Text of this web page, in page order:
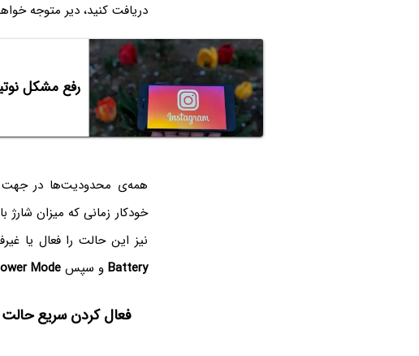
دریافت کنید، دیر متوجه
رفع مشکل
همه‌ی محدودیت‌ها در
نیز این حالت را فعال یا
Battery و سپسMode
فعال کردن سریع حالت